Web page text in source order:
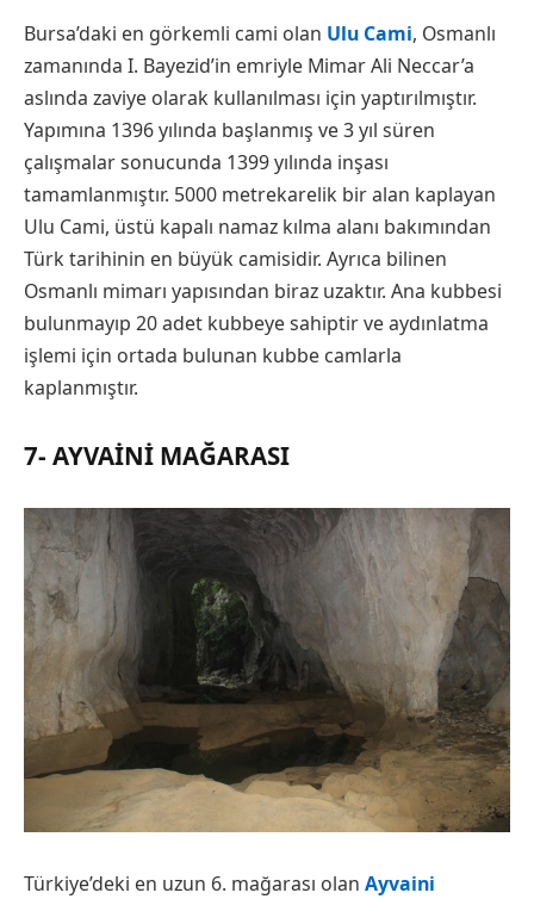
Bursa’daki en görkemli cami olan Ulu Cami, Osmanlı
zamanında I. Bayezid’in emriyle Mimar Ali Neccar’a
aslında zaviye olarak kullanılması için yaptırılmıştır.
Yapımına 1396 yılında başlanmış ve 3 yıl süren
çalışmalar sonucunda 1399 yılında inşası
tamamlanmıştır. 5000 metrekarelik bir alan kaplayan
Ulu Cami, üstü kapalı namaz kılma alanı bakımından
Türk tarihinin en büyük camisidir. Ayrıca bilinen
Osmanlı mimarı yapısından biraz uzaktır. Ana kubbesi
bulunmayıp 20 adet kubbeye sahiptir ve aydınlatma
işlemi için ortada bulunan kubbe camlarla
kaplanmıştır.
7- AYVAINI MAĞARASI
Türkiye’deki en uzun 6. mağarası olan Ayvaini